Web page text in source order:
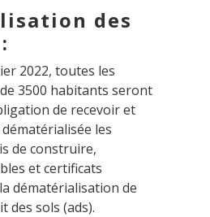
des
2022, toutes les
3500 habitants seront
de recevoir et
les
de construire,
et certificats
dématérialisation de
des sols (ads).